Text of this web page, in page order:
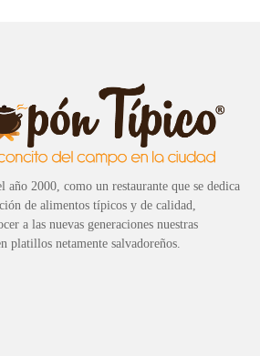
2000, como un restaurante que se dedica
de alimentos típicos y de calidad,
a las nuevas generaciones nuestras
platillos netamente salvadoreños.